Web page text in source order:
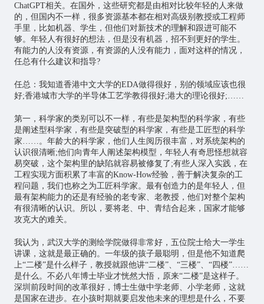
ChatGPT相关。在国外，这些研究都是由相对比较年轻的人来做
的，但国内不一样，很多资源基本都在相对高级别教授或工程师
手里，比如机器、学生，但他们对新技术的理解和跟进可能不
够。年轻人有很好的想法，但是没有机器，招不到更好的学生。
有能力的人没有资源，有资源的人没有能力，面对这样的情况，
任总有什么建议和指导?
任总：我知道香港中文大学的EDA做得很好，别的领域应该也很
好;香港城市大学的半导体工艺学教得很好;港大的理论很好;……
第一，科学家的类别可以不一样，有些是架构型的科学家，有些
是阐述型科学家，有些是突破型的科学家，有些是工匠型的科学
家……。年龄大的科学家，他们人生阅历很丰富，对系统架构的
认识很清晰;他们向青年人阐述架构模型，年轻人有奇思怪想就容
易突破，这个架构里的缺陷就容易被修复了;有些人深入实践，在
工程实现方面积累了丰富的Know-How经验，善于解决复杂的工
程问题，我们也称之为工匠科学家。最有创造力的是年轻人，但
最有架构能力的还是有经验的老专家、老教授，他们对整个架构
有很清晰的认识。所以，要将老、中、青结合起来，国家才能够
攻克大的难关。
我认为，武汉大学的测绘学院做得非常好，五位院士给大一学生
讲课，这就是最正确的。一年级的孩子最聪明，但是他不知道爬
上“二楼”是什么样子，教授就跟他讲“二楼”、“三楼”、“四楼”……
是什么。不必八年博士毕业才恍然大悟，原来“二楼”是这样子。
深圳前段时间的改革很好，博士生做中学老师、小学老师，这就
是国家在进步。在小孩时期就要启发他未来的理想是什么，不要